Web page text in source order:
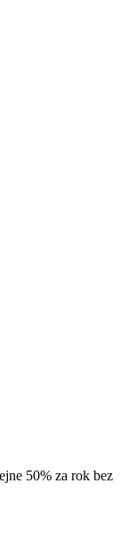
50% za rok bez